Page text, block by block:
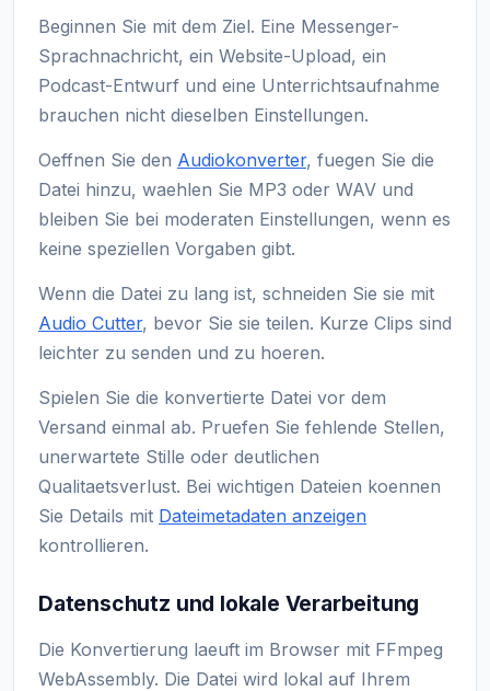
Beginnen Sie mit dem Ziel. Eine Messenger-
Sprachnachricht, ein Website-Upload, ein
Podcast-Entwurf und eine Unterrichtsaufnahme
brauchen nicht dieselben Einstellungen.
Oeffnen Sie den Audiokonverter, fuegen Sie die
Datei hinzu, waehlen Sie MP3 oder WAV und
bleiben Sie bei moderaten Einstellungen, wenn es
keine speziellen Vorgaben gibt.
Wenn die Datei zu lang ist, schneiden Sie sie mit
Audio Cutter, bevor Sie sie teilen. Kurze Clips sind
leichter zu senden und zu hoeren.
Spielen Sie die konvertierte Datei vor dem
Versand einmal ab. Pruefen Sie fehlende Stellen,
unerwartete Stille oder deutlichen
Qualitaetsverlust. Bei wichtigen Dateien koennen
Sie Details mit Dateimetadaten anzeigen
kontrollieren.
Datenschutz und lokale Verarbeitung
Die Konvertierung laeuft im Browser mit FFmpeg
WebAssembly. Die Datei wird lokal auf Ihrem